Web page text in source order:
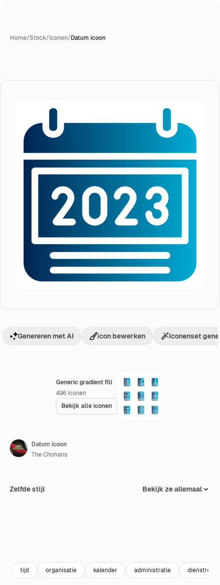
Home/Stock/Iconen/Datum icoon
Generic gradient fill
496 Iconen
Bekijk alle iconen
Genereren met AI icon bewerken Iconenset
Datum icoon
The Chohans
Zelfde stijl Bekijk ze allemaal
tijd organisatie kalender administratie